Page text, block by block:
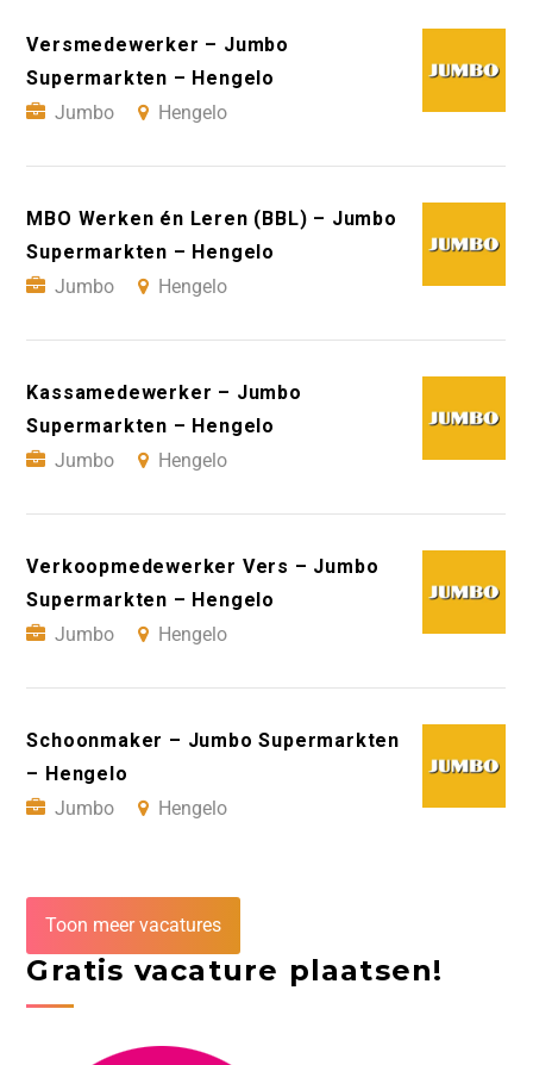
Versmedewerker – Jumbo
Supermarkten – Hengelo
Jumbo
Hengelo
MBO Werken én Leren (BBL) – Jumbo
Supermarkten – Hengelo
Jumbo
Hengelo
Kassamedewerker – Jumbo
Supermarkten – Hengelo
Jumbo
Hengelo
Verkoopmedewerker Vers – Jumbo
Supermarkten – Hengelo
Jumbo
Hengelo
Schoonmaker – Jumbo Supermarkten
– Hengelo
Jumbo
Hengelo
Toon meer vacatures
Gratis vacature plaatsen!